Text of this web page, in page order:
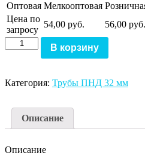
Оптовая Мелкооптовая
Цена по
запросу
54,00 руб.
56,00 руб.
Количество
Труба
SDR
х
водопроводная
В корзину
Категория: Трубы ПНД 32 мм
Описание
Описание